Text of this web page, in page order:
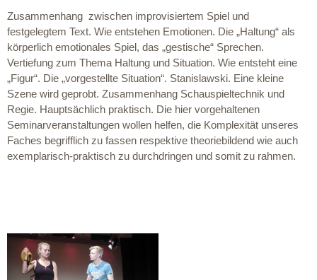
Zusammenhang zwischen improvisiertem Spiel und
festgelegtem Text. Wie entstehen Emotionen. Die „Haltung“ als
körperlich emotionales Spiel, das „gestische“ Sprechen.
Vertiefung zum Thema Haltung und Situation. Wie entsteht eine
„Figur“. Die „vorgestellte Situation“. Stanislawski. Eine kleine
Szene wird geprobt. Zusammenhang Schauspieltechnik und
Regie. Hauptsächlich praktisch. Die hier vorgehaltenen
Seminarveranstaltungen wollen helfen, die Komplexität unseres
Faches begrifflich zu fassen respektive theoriebildend wie auch
exemplarisch-praktisch zu durchdringen und somit zu rahmen.